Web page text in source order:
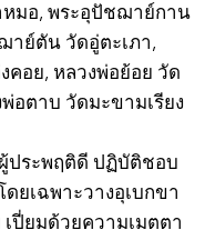
มอ, พระอุปัชฌาย์กาน
าย์ตัน วัดอู่ตะเภา,
คอย, หลวงพ่อย้อย วัด
อตาบ วัดมะขามเรียง
ประพฤติดี ปฏิบัติชอบ
ยเฉพาะวางอุเบกขา
เปี่ยมด้วยความเมตตา